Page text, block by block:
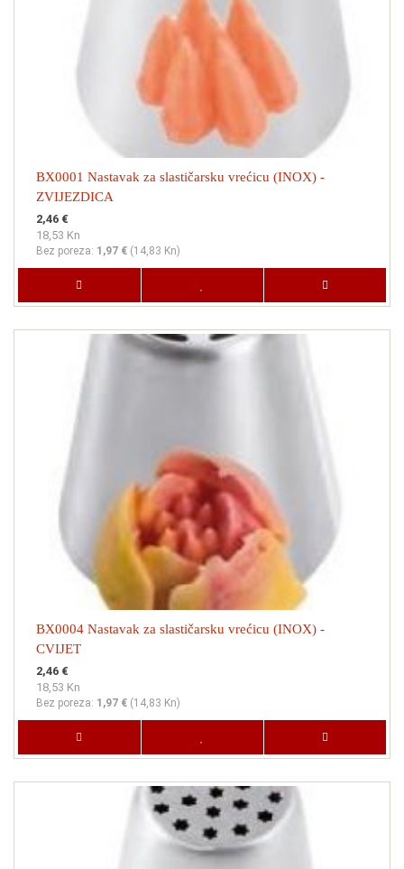
BX0001 Nastavak za slastičarsku vrećicu (INOX) -
ZVIJEZDICA
2,46 €
18,53 Kn
Bez poreza: 1,97 € (14,83 Kn)
BX0004 Nastavak za slastičarsku vrećicu (INOX) -
CVIJET
2,46 €
18,53 Kn
Bez poreza: 1,97 € (14,83 Kn)